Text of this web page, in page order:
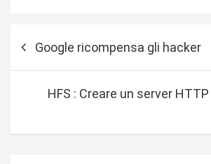
Google ricompensa gli hacker
HFS : Creare un server